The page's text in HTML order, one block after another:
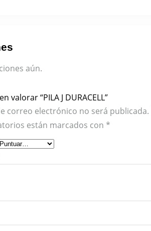
aún.
valorar “PILA J DURACELL”
correo electrónico no será publicada.
están marcados con *